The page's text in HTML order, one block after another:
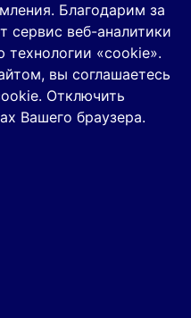
Благодарим за
сервис веб-аналитики
«cookie».
вы соглашаетесь
Отключить
Вашего браузера.